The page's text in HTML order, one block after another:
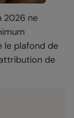
2026 ne
le plafond de
de